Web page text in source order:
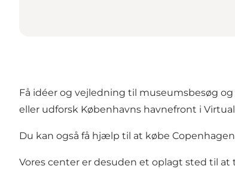
Få idéer og vejledning til museumsbesøg
eller udforsk Københavns havnefront i Virtual
Du kan også få hjælp til at købe
Vores center er desuden et oplagt sted til at